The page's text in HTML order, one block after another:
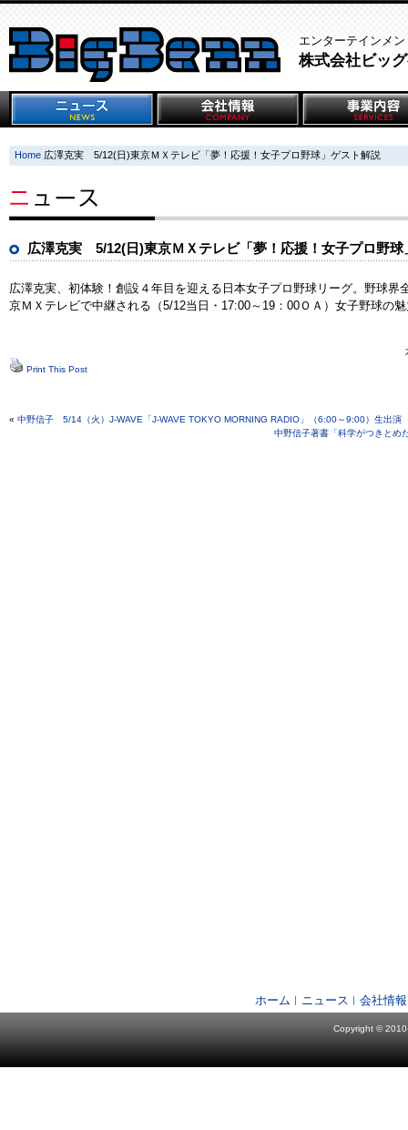
エンターテインメ
株式会社ビッ
Home 広澤克実 5/12(日)東京ＭＸテレビ「夢！応援！女子プロ野球」ゲスト解説
広澤克実 5/12(日)東京ＭＸテレビ「夢！応援！女子プロ野球
広澤克実、初体験！創設４年目を迎える日本女子プロ野球リーグ。野球界
京ＭＸテレビで中継される（5/12当日・17:00～19：00ＯＡ）女子野球の
Print This Post
« 中野信子 5/14（火）J-WAVE「J-WAVE TOKYO MORNING RADIO」（6:00～9:00）生出演
中野信子著書「科学がつきとめ
ホーム ニュース 会社情報
Copyright ©